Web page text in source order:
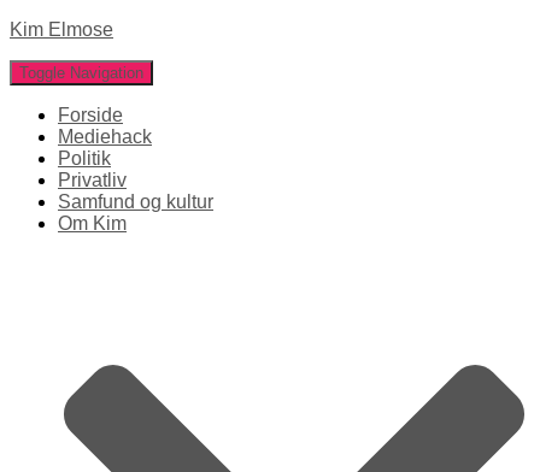
Kim Elmose
Toggle Navigation
Forside
Mediehack
Politik
Privatliv
Samfund og kultur
Om Kim